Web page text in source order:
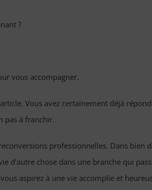
?
vous accompagner.
Vous avez certainement déjà
pas à franchir.
professionnelles. Dans bien
d’autre chose dans une branche qui
aspirez à une vie accomplie et